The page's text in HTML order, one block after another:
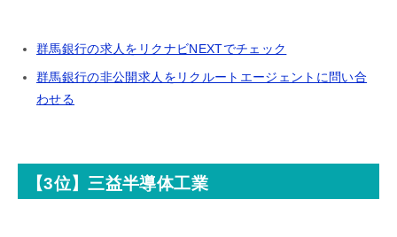
群馬銀行の求人をリクナビNEXTでチェック
群馬銀行の非公開求人をリクルートエージェントに問い合
わせる
【3位】三益半導体工業